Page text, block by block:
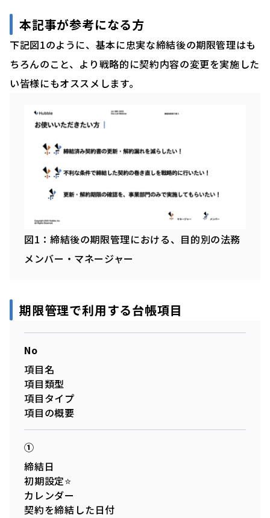
本記事が参考になる方
下記図1のように、基本に忠実な締結後の期限管理はも
ちろんのこと、より戦略的に契約内容の変更を実施した
い皆様にもオススメします。
図1：締結後の期限管理における、目的別の法務
メンバー・マネージャー
期限管理で利用する台帳項目
No
項目名
項目類型
項目タイプ
項目の概要
①
締結日
初期設定⭐
カレンダー
契約を締結した日付